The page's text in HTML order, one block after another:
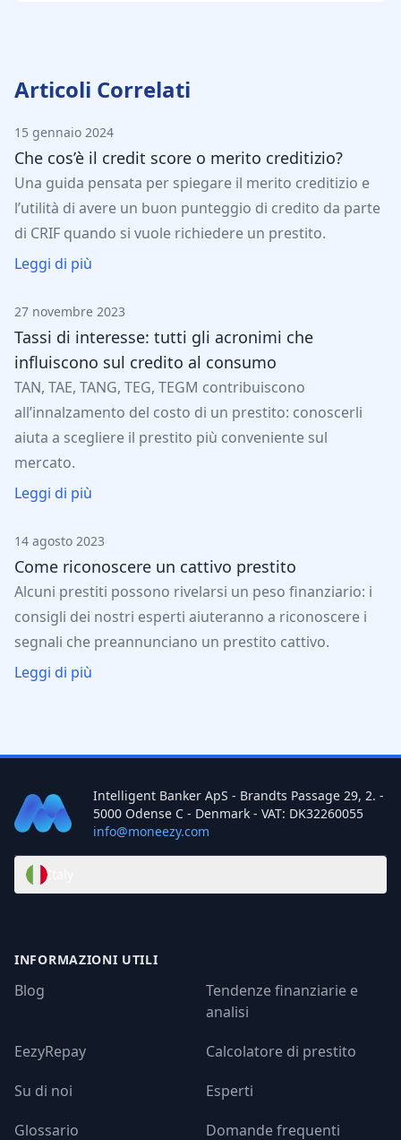
determinando una maggiorazione dei costi di
Articoli Correlati
15 gennaio 2024
Che cos’è il credit score o merito creditizio?
Una guida pensata per spiegare il merito creditizio e
l’utilità di avere un buon punteggio di credito da parte
di CRIF quando si vuole richiedere un prestito.
Leggi di più
27 novembre 2023
Tassi di interesse: tutti gli acronimi che
influiscono sul credito al consumo
TAN, TAE, TANG, TEG, TEGM contribuiscono
all’innalzamento del costo di un prestito: conoscerli
aiuta a scegliere il prestito più conveniente sul
mercato.
Leggi di più
14 agosto 2023
Come riconoscere un cattivo prestito
Alcuni prestiti possono rivelarsi un peso finanziario: i
consigli dei nostri esperti aiuteranno a riconoscere i
segnali che preannunciano un prestito cattivo.
Leggi di più
Intelligent Banker ApS - Brandts Passage 29, 2. -
5000 Odense C - Denmark - VAT: DK32260055
info@moneezy.com
INFORMAZIONI UTILI
Blog
Tendenze finanziarie e
analisi
EezyRepay
Calcolatore di prestito
Su di noi
Esperti
Glossario
Domande frequenti